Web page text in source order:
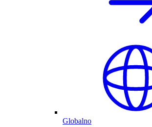
Globalno